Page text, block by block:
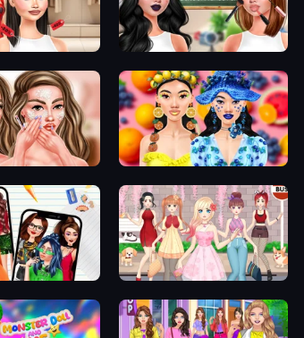
Friday Back 2 School Makeover
Beauty Routine Sweet And Fruity Makeup
Girls 2 Anime Girls Dress Up Games